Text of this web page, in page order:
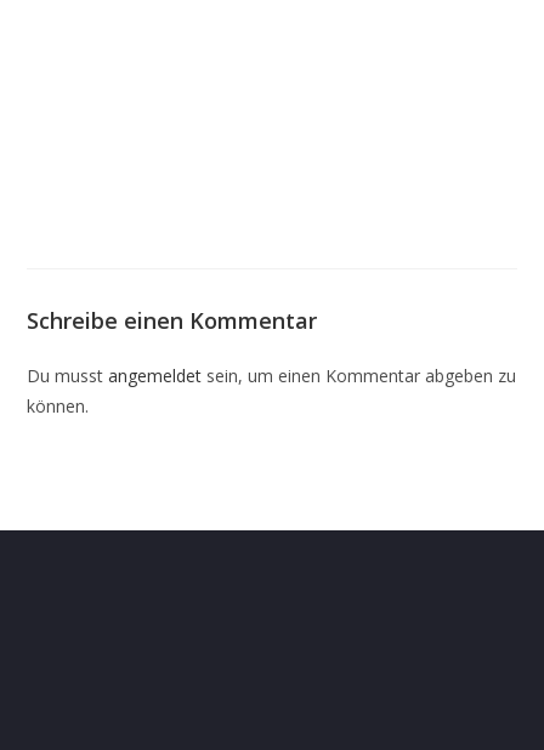
Schreibe einen Kommentar
Du musstangemeldet sein, um einen Kommentar abgeben zu
können.